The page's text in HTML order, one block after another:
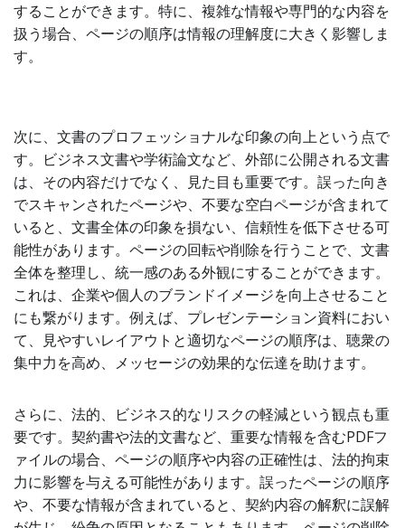
することができます。特に、複雑な情報や専門的な内容を
扱う場合、ページの順序は情報の理解度に大きく影響しま
す。
次に、文書のプロフェッショナルな印象の向上という点で
す。ビジネス文書や学術論文など、外部に公開される文書
は、その内容だけでなく、見た目も重要です。誤った向き
でスキャンされたページや、不要な空白ページが含まれて
いると、文書全体の印象を損ない、信頼性を低下させる可
能性があります。ページの回転や削除を行うことで、文書
全体を整理し、統一感のある外観にすることができます。
これは、企業や個人のブランドイメージを向上させること
にも繋がります。例えば、プレゼンテーション資料におい
て、見やすいレイアウトと適切なページの順序は、聴衆の
集中力を高め、メッセージの効果的な伝達を助けます。
さらに、法的、ビジネス的なリスクの軽減という観点も重
要です。契約書や法的文書など、重要な情報を含むPDFフ
ァイルの場合、ページの順序や内容の正確性は、法的拘束
力に影響を与える可能性があります。誤ったページの順序
や、不要な情報が含まれていると、契約内容の解釈に誤解